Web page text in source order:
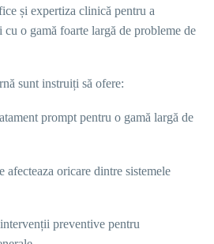
și expertiza clinică pentru a
o gamă foarte largă de probleme de
sunt instruiți să ofere:
prompt pentru o gamă largă de
oricare dintre sistemele
preventive pentru